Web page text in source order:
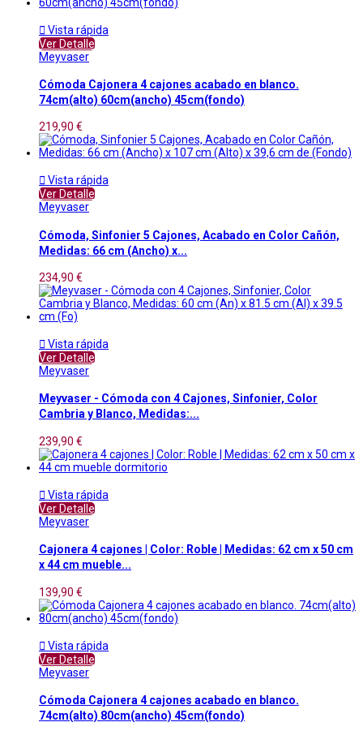
 Vista rápida
Ver Detalle
Meyvaser
Cómoda Cajonera 4 cajones acabado en blanco.
74cm(alto) 60cm(ancho) 45cm(fondo)
219,90 €
 Vista rápida
Ver Detalle
Meyvaser
Cómoda, Sinfonier 5 Cajones, Acabado en Color Cañón,
Medidas: 66 cm (Ancho) x...
234,90 €
 Vista rápida
Ver Detalle
Meyvaser
Meyvaser - Cómoda con 4 Cajones, Sinfonier, Color
Cambria y Blanco, Medidas:...
239,90 €
 Vista rápida
Ver Detalle
Meyvaser
Cajonera 4 cajones | Color: Roble | Medidas: 62 cm x 50 cm
x 44 cm mueble...
139,90 €
 Vista rápida
Ver Detalle
Meyvaser
Cómoda Cajonera 4 cajones acabado en blanco.
74cm(alto) 80cm(ancho) 45cm(fondo)